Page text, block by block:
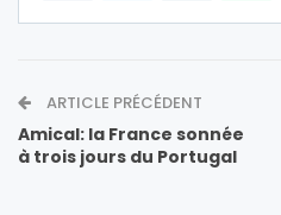
ARTICLE PRÉCÉDENT
Amical: la France sonnée
à trois jours du Portugal